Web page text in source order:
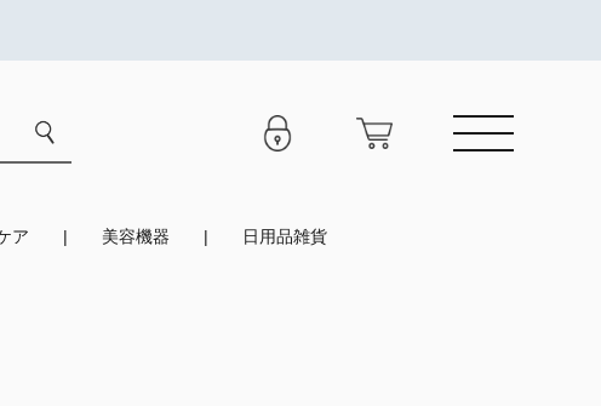
ア 美容機器 日用品雑貨